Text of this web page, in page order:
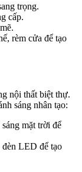
trọng.
cấp.
rèm cửa để tạo
nội thất biệt thự.
sáng nhân tạo:
mặt trời để
đèn LED để tạo